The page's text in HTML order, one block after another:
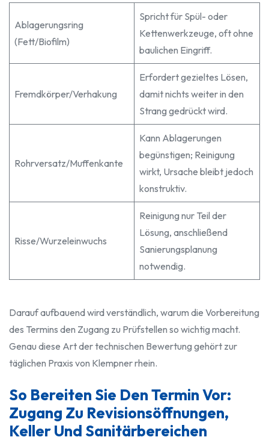
Ablagerungsring
(Fett/Biofilm)
Spricht für Spül- oder
Kettenwerkzeuge, oft ohne
baulichen Eingriff.
Fremdkörper/Verhakung
Erfordert gezieltes Lösen,
damit nichts weiter in den
Strang gedrückt wird.
Rohrversatz/Muffenkante
Kann Ablagerungen
begünstigen; Reinigung
wirkt, Ursache bleibt jedoch
konstruktiv.
Risse/Wurzeleinwuchs
Reinigung nur Teil der
Lösung, anschließend
Sanierungsplanung
notwendig.
Darauf aufbauend wird verständlich, warum die Vorbereitung
des Termins den Zugang zu Prüfstellen so wichtig macht.
Genau diese Art der technischen Bewertung gehört zur
täglichen Praxis von Klempner rhein.
So Bereiten Sie Den Termin Vor:
Zugang Zu Revisionsöffnungen,
Keller Und Sanitärbereichen